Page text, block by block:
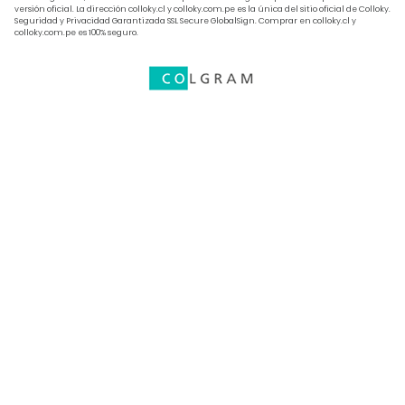
Política de privacidad
Preguntas frecuentes
hrs. Viernes de 9:30 a 17:00 hrs.
versión oficial. La dirección colloky.cl y colloky.com.pe es la única del sitio oficial de Colloky.
Seguridad y Privacidad Garantizada SSL Secure GlobalSign. Comprar en colloky.cl y
colloky.com.pe es 100% seguro.